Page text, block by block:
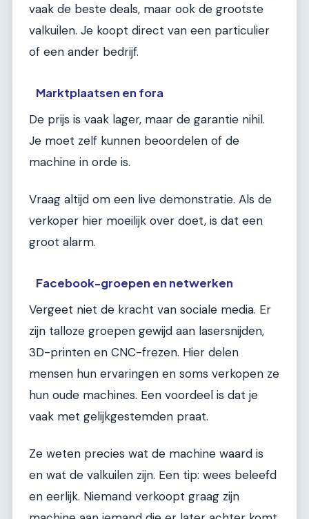
vaak de beste deals, maar ook de grootste
valkuilen. Je koopt direct van een particulier
of een ander bedrijf.
Marktplaatsen en fora
De prijs is vaak lager, maar de garantie nihil.
Je moet zelf kunnen beoordelen of de
machine in orde is.
Vraag altijd om een live demonstratie. Als de
verkoper hier moeilijk over doet, is dat een
groot alarm.
Facebook-groepen en netwerken
Vergeet niet de kracht van sociale media. Er
zijn talloze groepen gewijd aan lasersnijden,
3D-printen en CNC-frezen. Hier delen
mensen hun ervaringen en soms verkopen ze
hun oude machines. Een voordeel is dat je
vaak met gelijkgestemden praat.
Ze weten precies wat de machine waard is
en wat de valkuilen zijn. Een tip: wees beleefd
en eerlijk. Niemand verkoopt graag zijn